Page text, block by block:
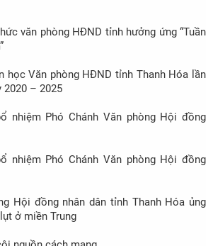
văn phòng HĐND tỉnh hưởng ứng “Tuần
học Văn phòng HĐND tỉnh Thanh Hóa lần
2020 – 2025
nhiệm Phó Chánh Văn phòng Hội đồng
nhiệm Phó Chánh Văn phòng Hội đồng
Hội đồng nhân dân tỉnh Thanh Hóa ủng
ở miền Trung